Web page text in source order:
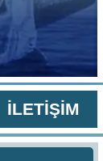
İLETİŞİM